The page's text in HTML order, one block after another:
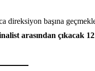
direksiyon başına
arasından çıkacak 12